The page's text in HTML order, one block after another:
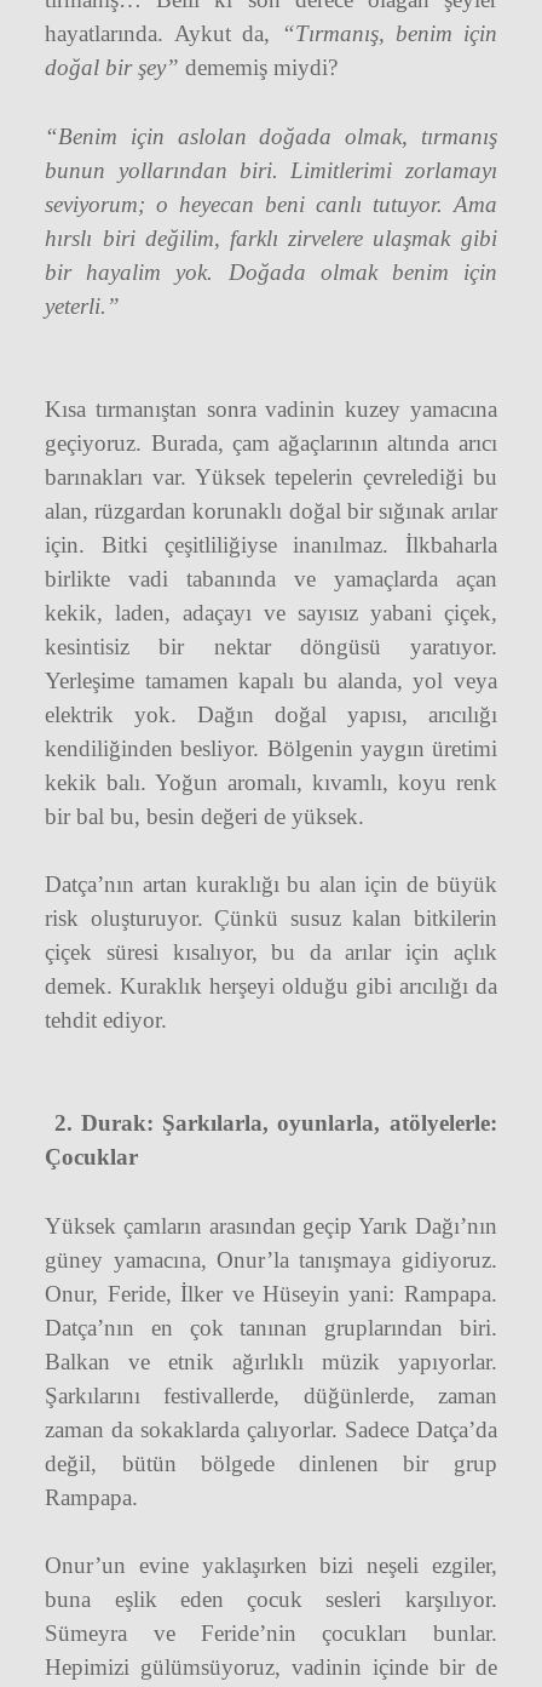
hayatlarında. Aykut da,
“Tırmanış, benim için
doğal bir şey”dememiş miydi?
“Benim için aslolan doğada olmak, tırmanış
bunun yollarından biri. Limitlerimi zorlamayı
seviyorum; o heyecan beni canlı tutuyor. Ama
hırslı biri değilim, farklı zirvelere ulaşmak gibi
bir hayalim yok. Doğada olmak benim için
yeterli.”
Kısa tırmanıştan sonra vadinin kuzey yamacına
geçiyoruz. Burada, çam ağaçlarının altında arıcı
barınakları var. Yüksek tepelerin çevrelediği bu
alan, rüzgardan korunaklı doğal bir sığınak arılar
için. Bitki çeşitliliğiyse inanılmaz. İlkbaharla
birlikte vadi tabanında ve yamaçlarda açan
kekik, laden, adaçayı ve sayısız yabani çiçek,
kesintisiz bir nektar döngüsü yaratıyor.
Yerleşime tamamen kapalı bu alanda, yol veya
elektrik yok. Dağın doğal yapısı, arıcılığı
kendiliğinden besliyor. Bölgenin yaygın üretimi
kekik balı. Yoğun aromalı, kıvamlı, koyu renk
bir bal bu, besin değeri de yüksek.
Datça’nın artan kuraklığı bu alan için de büyük
risk oluşturuyor. Çünkü susuz kalan bitkilerin
çiçek süresi kısalıyor, bu da arılar için açlık
demek. Kuraklık herşeyi olduğu gibi arıcılığı da
tehdit ediyor.
2. Durak: Şarkılarla, oyunlarla, atölyelerle:
Çocuklar
Yüksek çamların arasından geçip Yarık Dağı’nın
güney yamacına, Onur’la tanışmaya gidiyoruz.
Onur, Feride, İlker ve Hüseyin yani: Rampapa.
Datça’nın en çok tanınan gruplarından biri.
Balkan ve etnik ağırlıklı müzik yapıyorlar.
Şarkılarını festivallerde, düğünlerde, zaman
zaman da sokaklarda çalıyorlar. Sadece Datça’da
değil, bütün bölgede dinlenen bir grup
Rampapa.
Onur’un evine yaklaşırken bizi neşeli ezgiler,
buna eşlik eden çocuk sesleri karşılıyor.
Sümeyra ve Feride’nin çocukları bunlar.
Hepimizi gülümsüyoruz, vadinin içinde bir de